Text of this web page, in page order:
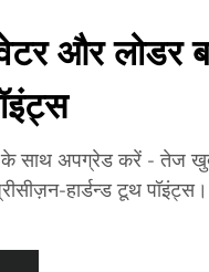
और लोडर
के साथ अपग्रेड करें - तेज
हार्डन्ड टूथ पॉइंट्स।